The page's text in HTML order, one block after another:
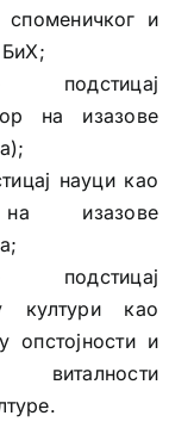
и
БиХ;
подстицај
на изазове
науци као
изазове
подстицај
култури као
опстојности и